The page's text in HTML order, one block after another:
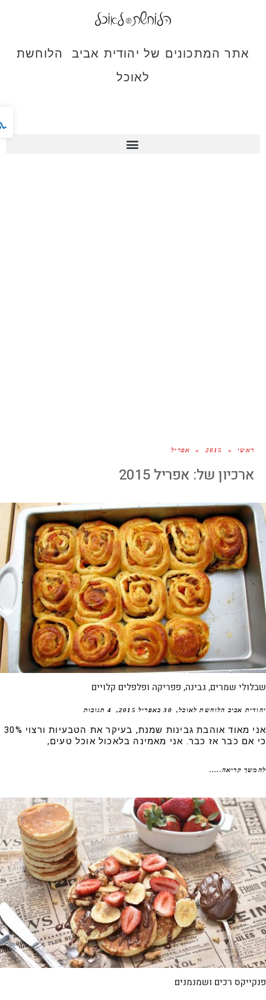
אתר המתכונים של יהודית אביב הלוחשת
לאוכל
ראשי »
2015
» אפריל
ארכיון של:אפריל 2015
שמרים, גבינה, פפריקה ופלפלים קלויים
אביב הלוחשת לאוכל 30 באפריל 2015 4 תגובות
אני מאוד אוהבת גבינות שמנת, בעיקר את הטבעיות ורצוי 30%
אם כבר אז כבר. אני מאמינה בלאכול אוכל טעים,
קריאה.....
רכים ושמנמנים